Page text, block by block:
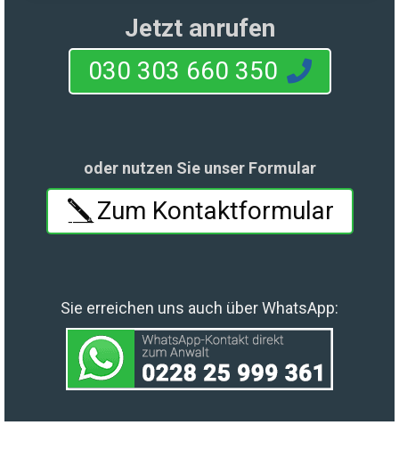
Jetzt anrufen
030 303 660 350
oder nutzen Sie unser Formular
Zum Kontaktformular
Sie erreichen uns auch über WhatsApp: